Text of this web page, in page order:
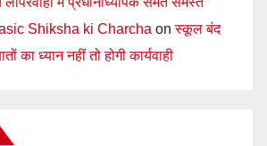
Shiksha ki Charcha onस्कूल बंद
का ध्यान नहीं तो होगी कार्यवाही